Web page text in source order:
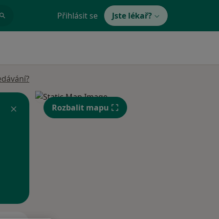
Přihlásit se Jste lékař?
Rozbalit mapu